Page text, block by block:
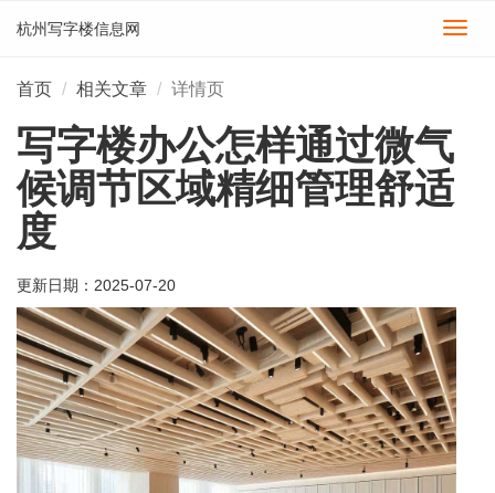
切
杭州写字楼信息网
首页 相关文章 详情页
写字楼办公怎样通过微气
候调节区域精细管理舒适
度
更新日期： 2025-07-20